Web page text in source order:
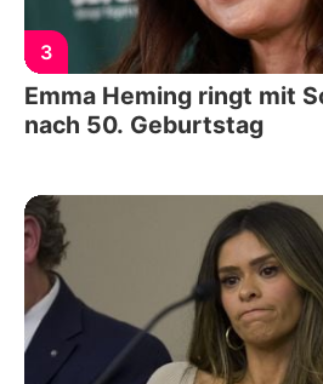
3
Emma Heming ringt mit
nach 50. Geburtstag